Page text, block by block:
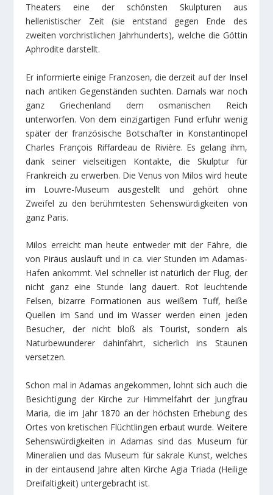
Theaters eine der schönsten Skulpturen aus
hellenistischer Zeit (sie entstand gegen Ende des
zweiten vorchristlichen Jahrhunderts), welche die Göttin
Aphrodite darstellt.
Er informierte einige Franzosen, die derzeit auf der Insel
nach antiken Gegenständen suchten. Damals war noch
ganz Griechenland dem osmanischen Reich
unterworfen. Von dem einzigartigen Fund erfuhr wenig
später der französische Botschafter in Konstantinopel
Charles François Riffardeau de Rivière. Es gelang ihm,
dank seiner vielseitigen Kontakte, die Skulptur für
Frankreich zu erwerben. Die Venus von Milos wird heute
im Louvre-Museum ausgestellt und gehört ohne
Zweifel zu den berühmtesten Sehenswürdigkeiten von
ganz Paris.
Milos erreicht man heute entweder mit der Fähre, die
von Piräus ausläuft und in ca. vier Stunden im Adamas-
Hafen ankommt. Viel schneller ist natürlich der Flug, der
nicht ganz eine Stunde lang dauert. Rot leuchtende
Felsen, bizarre Formationen aus weißem Tuff, heiße
Quellen im Sand und im Wasser werden einen jeden
Besucher, der nicht bloß als Tourist, sondern als
Naturbewunderer dahinfährt, sicherlich ins Staunen
versetzen.
Schon mal in Adamas angekommen, lohnt sich auch die
Besichtigung der Kirche zur Himmelfahrt der Jungfrau
Maria, die im Jahr 1870 an der höchsten Erhebung des
Ortes von kretischen Flüchtlingen erbaut wurde. Weitere
Sehenswürdigkeiten in Adamas sind das Museum für
Mineralien und das Museum für sakrale Kunst, welches
in der eintausend Jahre alten Kirche Agia Triada (Heilige
Dreifaltigkeit) untergebracht ist.